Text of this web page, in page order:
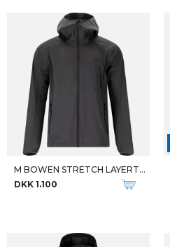
M BOWEN STRETCH LAYERTECH JKT
DKK 1.100